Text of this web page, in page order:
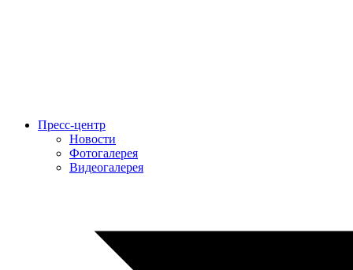
Пресс-центр
Новости
Фотогалерея
Видеогалерея